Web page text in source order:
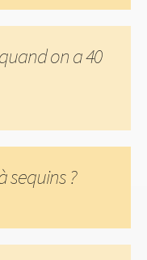
quand on a 40
sequins ?